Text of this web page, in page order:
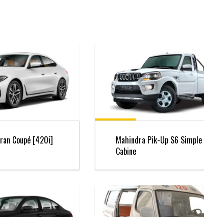
Coupé [420i]
Mahindra Pik-Up S6 Simple
Cabine